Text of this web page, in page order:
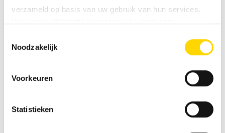
verzameld op basis van uw gebruik van hun services.
Noodzakelijk
Voorkeuren
Statistieken
verwijzen wij u naar ons Privacyverklaring